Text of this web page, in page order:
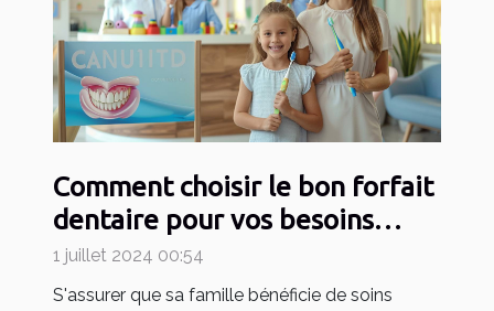
Comment choisir le bon forfait
dentaire pour vos besoins
familiaux
1 juillet 2024 00:54
S'assurer que sa famille bénéficie de soins